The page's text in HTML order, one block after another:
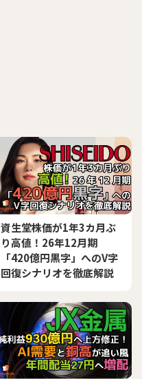
資生堂株価が1年3カ月ぶ
り高値！26年12月期
「420億円黒字」へのV字
回復シナリオを徹底解説